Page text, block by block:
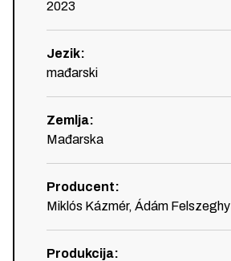
2023
Jezik:
mađarski
Zemlja:
Mađarska
Producent:
Miklós Kázmér, Ádám Felszeghy
Produkcija: